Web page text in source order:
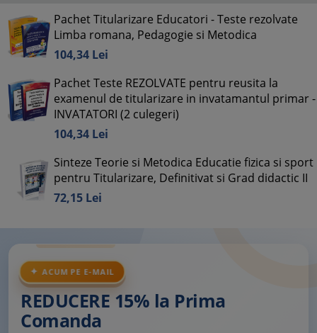
Pachet Titularizare Educatori - Teste rezolvate
Limba romana, Pedagogie si Metodica
104,34 Lei
Pachet Teste REZOLVATE pentru reusita la
examenul de titularizare in invatamantul primar -
INVATATORI (2 culegeri)
104,34 Lei
Sinteze Teorie si Metodica Educatie fizica si sport
pentru Titularizare, Definitivat si Grad didactic II
72,15 Lei
ACUM PE E-MAIL
REDUCERE 15% la Prima
Comanda